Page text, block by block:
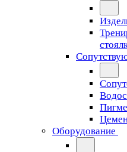
Оборудование